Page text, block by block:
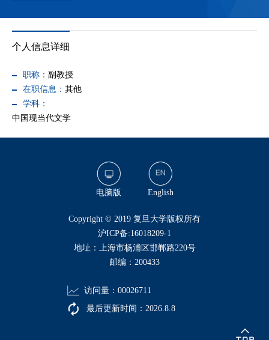
个人信息详细
职称： 副教授
在职信息： 其他
学科：
中国现当代文学
电脑版 English
​Copyright © 2019 复旦大学版权所有
沪ICP备:16018209-1
地址：上海市杨浦区邯郸路220号
邮编：200433
访问量： 00026711
最后更新时间： 2026 8 8